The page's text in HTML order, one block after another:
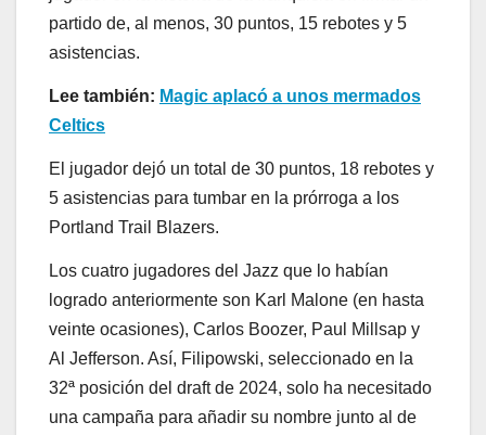
partido de, al menos, 30 puntos, 15 rebotes y 5
asistencias.
Lee también: Magic aplacó a unos mermados
Celtics
El jugador dejó un total de 30 puntos, 18 rebotes y
5 asistencias para tumbar en la prórroga a los
Portland Trail Blazers.
Los cuatro jugadores del Jazz que lo habían
logrado anteriormente son Karl Malone (en hasta
veinte ocasiones), Carlos Boozer, Paul Millsap y
Al Jefferson. Así, Filipowski, seleccionado en la
32ª posición del draft de 2024, solo ha necesitado
una campaña para añadir su nombre junto al de